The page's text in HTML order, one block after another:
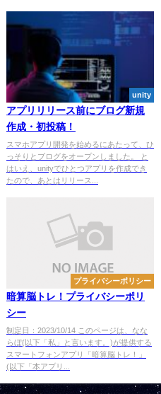
unity
アプリリリース前にブログ新規
作成・初投稿！
スマホアプリ開発を始めるにあたって、ひ
っそりとブログをオープンしました。 と
はいえ、unityでひとつアプリを作成でき
たので、あとはリリース...
プライバシーボリシー
暗算脳トレ！プライバシーポリ
シー
制定日：2023/10/14 このページは、なな
らぼ(以下「私」と言います。)が提供する
スマートフォンアプリ「暗算脳トレ！」
(以下「本アプリ...